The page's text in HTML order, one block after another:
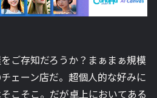
ご存知だろうか？まぁまぁ規模
ェーン店だ。超個人的な好みに
こそこ。だが卓上においてある